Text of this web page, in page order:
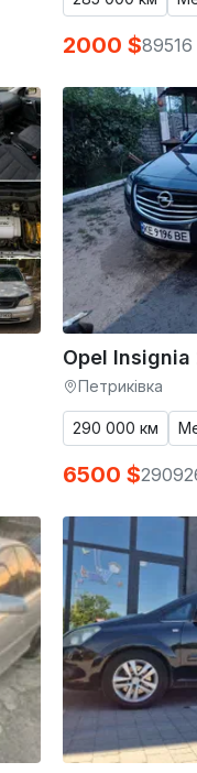
2000 $89516
Opel Insignia
Петриківка
290 000 км
6500 $